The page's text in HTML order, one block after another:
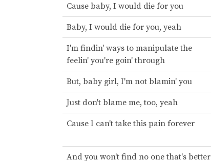
Cause baby, I would die for you
Baby, I would die for you, yeah
I'm findin' ways to manipulate the
feelin' you're goin' through
But, baby girl, I'm not blamin' you
Just don't blame me, too, yeah
Cause I can't take this pain forever
And you won't find no one that's better